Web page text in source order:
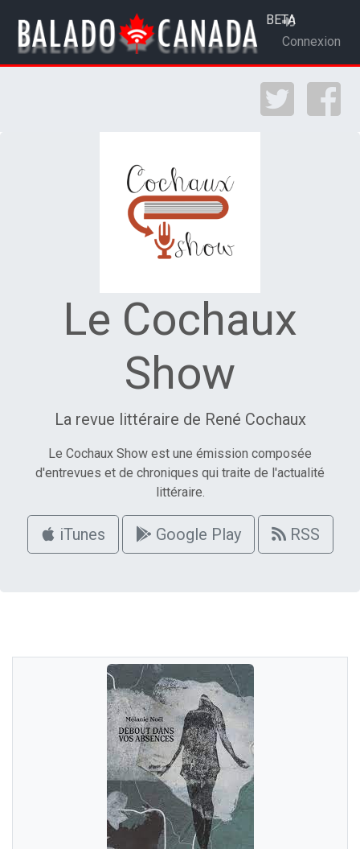
BETA
Connexion
Le Cochaux
Show
La revue littéraire de René Cochaux
Le Cochaux Show est une émission composée
d'entrevues et de chroniques qui traite de l'actualité
littéraire.
iTunes Google Play RSS